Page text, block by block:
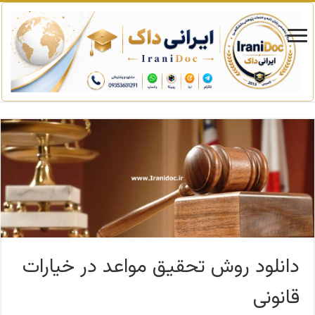
دانلود روش تحقیق مواعد در خیارات
قانونی